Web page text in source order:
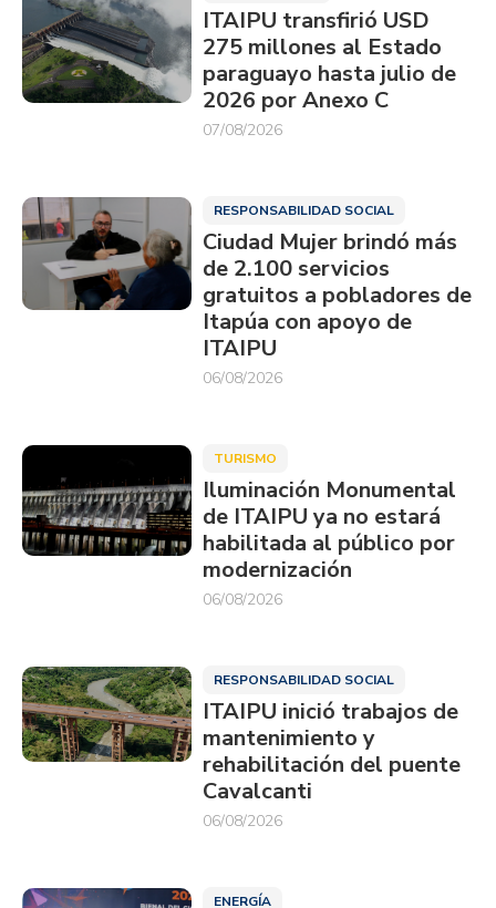
ITAIPU transfirió USD
275 millones al Estado
paraguayo hasta julio de
2026 por Anexo C
07/08/2026
RESPONSABILIDAD SOCIAL
Ciudad Mujer brindó más
de 2.100 servicios
gratuitos a pobladores de
Itapúa con apoyo de
ITAIPU
06/08/2026
TURISMO
Iluminación Monumental
de ITAIPU ya no estará
habilitada al público por
modernización
06/08/2026
RESPONSABILIDAD SOCIAL
ITAIPU inició trabajos de
mantenimiento y
rehabilitación del puente
Cavalcanti
06/08/2026
ENERGÍA